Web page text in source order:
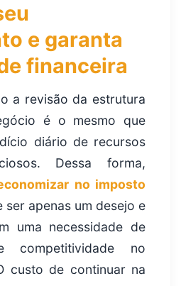
e garanta
financeira
a revisão da estrutura
é o mesmo que
diário de recursos
Dessa forma,
no imposto
ser apenas um desejo e
uma necessidade de
competitividade no
custo de continuar na